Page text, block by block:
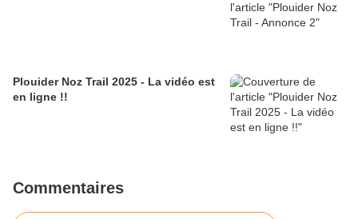
Plouider Noz Trail 2025 - La vidéo est
en ligne !!
Commentaires